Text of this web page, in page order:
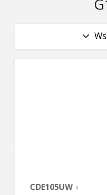
CDE105UW